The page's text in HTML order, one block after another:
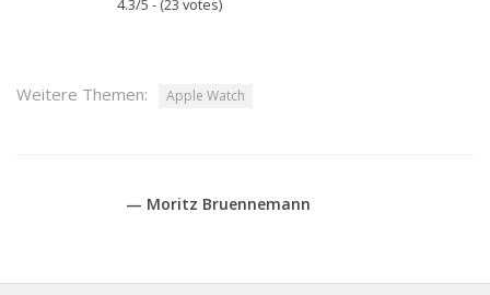
4.3/5 - (23 votes)
Weitere Themen: Apple Watch
— Moritz Bruennemann